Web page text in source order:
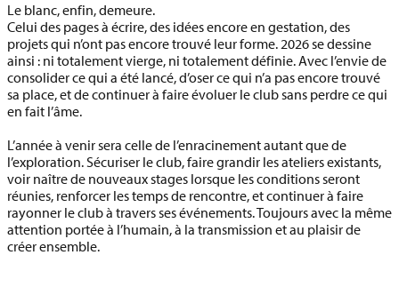
Le blanc, enfin, demeure.
Celui des pages à écrire, des idées encore en gestation, des
projets qui n’ont pas encore trouvé leur forme. 2026 se dessine
ainsi : ni totalement vierge, ni totalement définie. Avec l’envie de
consolider ce qui a été lancé, d’oser ce qui n’a pas encore trouvé
sa place, et de continuer à faire évoluer le club sans perdre ce qui
en fait l’âme.
L’année à venir sera celle de l’enracinement autant que de
l’exploration. Sécuriser le club, faire grandir les ateliers existants,
voir naître de nouveaux stages lorsque les conditions seront
réunies, renforcer les temps de rencontre, et continuer à faire
rayonner le club à travers ses événements. Toujours avec la même
attention portée à l’humain, à la transmission et au plaisir de
créer ensemble.